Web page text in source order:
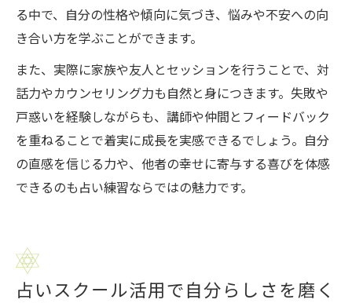
る中で、自分の性格や傾向に気づき、悩みや不安への向
き合い方を学ぶことができます。
また、実際に家族や友人とセッションを行うことで、対
話力やカウンセリング力も自然と身につきます。失敗や
戸惑いを経験しながらも、講師や仲間とフィードバック
を重ねることで着実に成長を実感できるでしょう。自分
の直感を信じる力や、他者の幸せに寄与する喜びを体感
できるのも占い練習ならではの魅力です。
占いスクール活用で自分らしさを磨く